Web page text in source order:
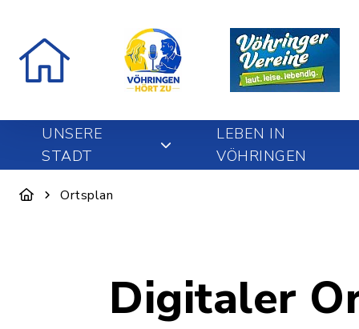
UNSERE
STADT
LEBEN IN
VÖHRINGEN
Ortsplan
Digitaler